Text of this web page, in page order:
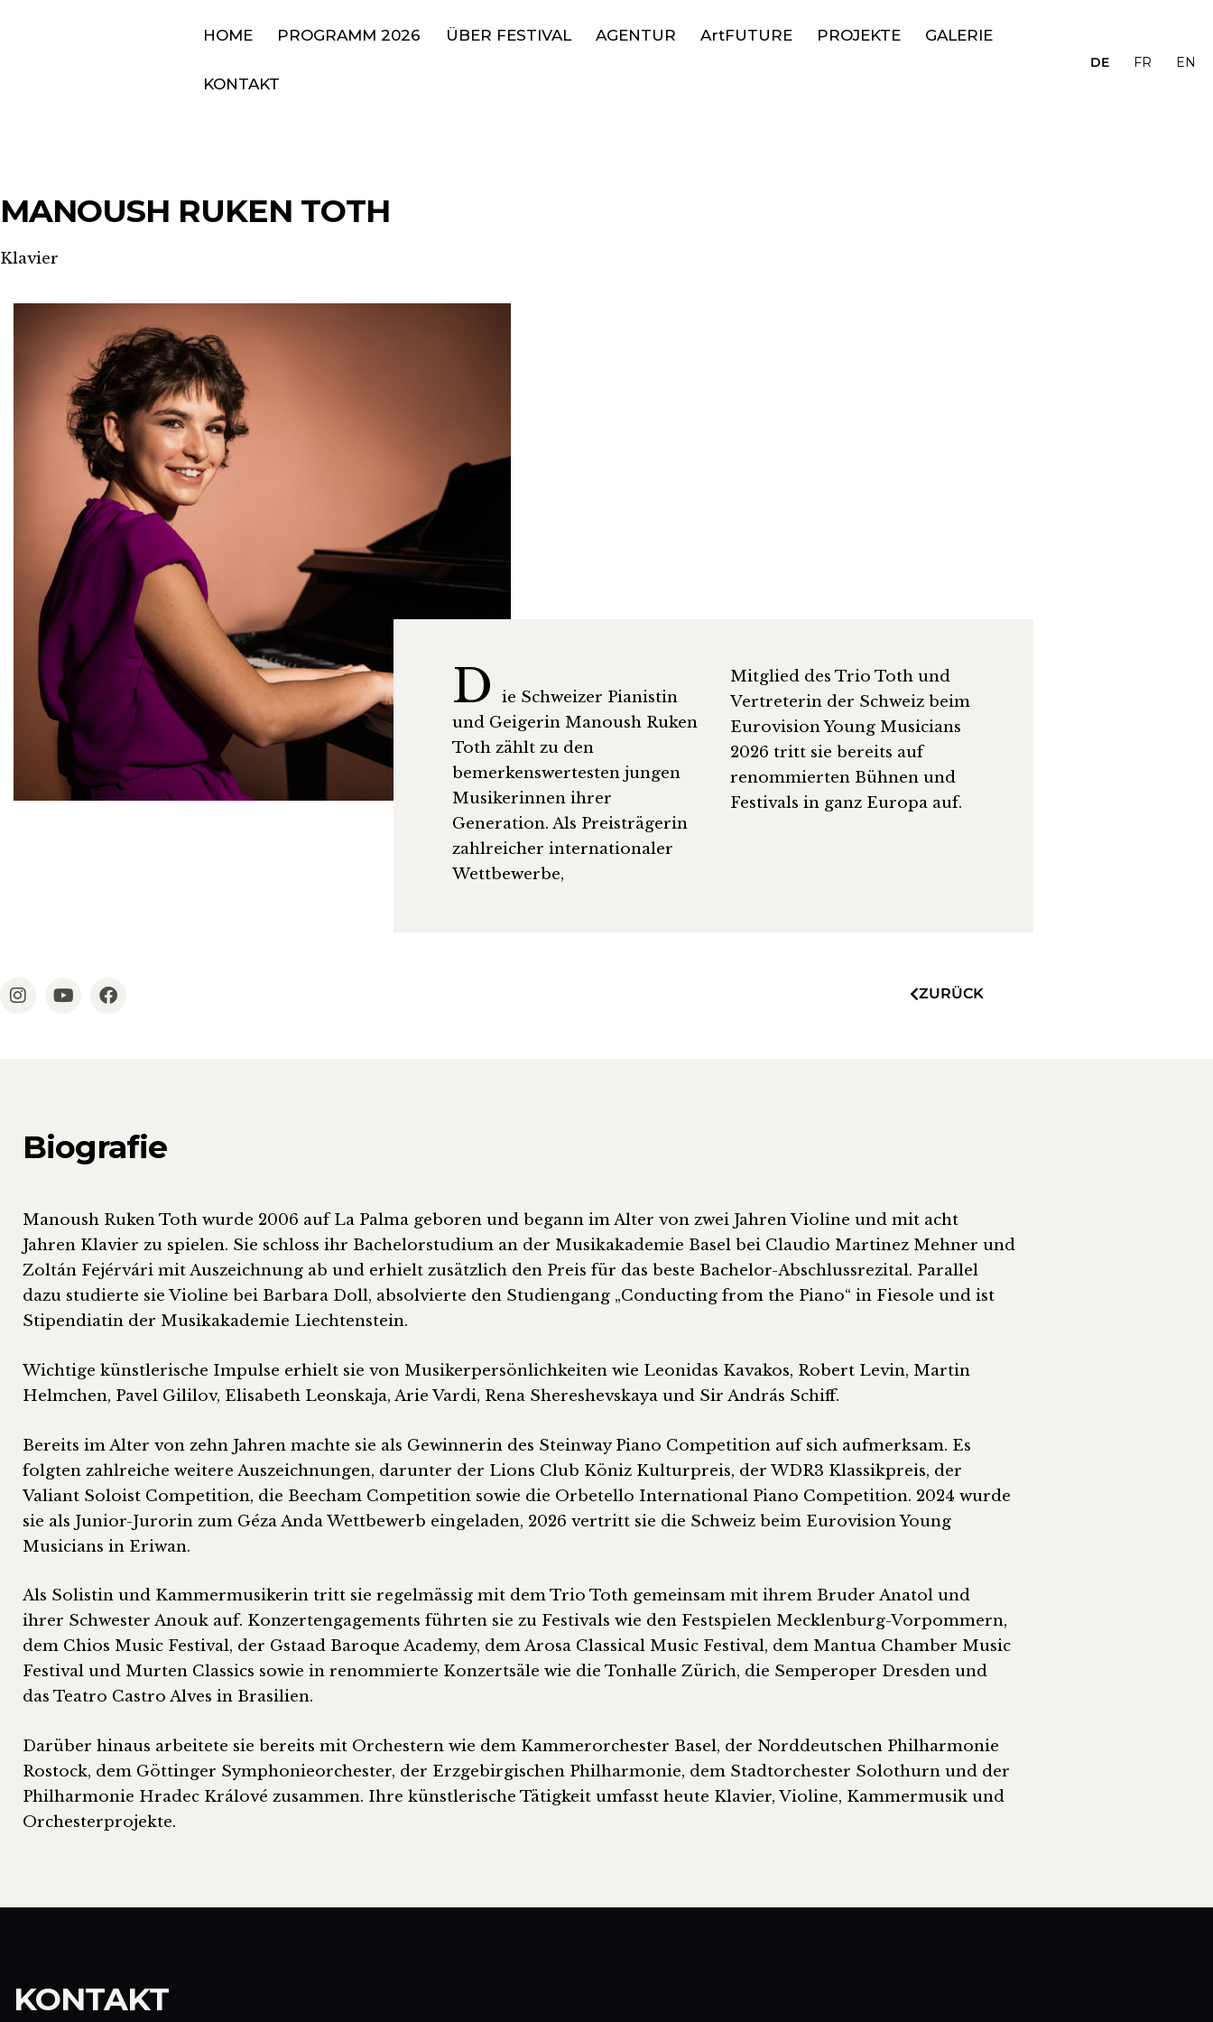
HOME PROGRAMM 2026 ÜBER FESTIVAL AGENTUR ArtFUTURE PROJEKTE GALERIE
KONTAKT
DE FR EN
MANOUSH RUKEN TOTH
Klavier
D
ie Schweizer Pianistin
und Geigerin Manoush Ruken
Toth zählt zu den
bemerkenswertesten jungen
Musikerinnen ihrer
Generation. Als Preisträgerin
zahlreicher internationaler
Wettbewerbe,
Mitglied des Trio Toth und
Vertreterin der Schweiz beim
Eurovision Young Musicians
2026 tritt sie bereits auf
renommierten Bühnen und
Festivals in ganz Europa auf.
ZURÜCK
Biografie
Manoush Ruken Toth wurde 2006 auf La Palma geboren und begann im Alter von zwei Jahren Violine und mit acht
Jahren Klavier zu spielen. Sie schloss ihr Bachelorstudium an der Musikakademie Basel bei Claudio Martinez Mehner und
Zoltán Fejérvári mit Auszeichnung ab und erhielt zusätzlich den Preis für das beste Bachelor-Abschlussrezital. Parallel
dazu studierte sie Violine bei Barbara Doll, absolvierte den Studiengang „Conducting from the Piano“ in Fiesole und ist
Stipendiatin der Musikakademie Liechtenstein.
Wichtige künstlerische Impulse erhielt sie von Musikerpersönlichkeiten wie Leonidas Kavakos, Robert Levin, Martin
Helmchen, Pavel Gililov, Elisabeth Leonskaja, Arie Vardi, Rena Shereshevskaya und Sir András Schiff.
Bereits im Alter von zehn Jahren machte sie als Gewinnerin des Steinway Piano Competition auf sich aufmerksam. Es
folgten zahlreiche weitere Auszeichnungen, darunter der Lions Club Köniz Kulturpreis, der WDR3 Klassikpreis, der
Valiant Soloist Competition, die Beecham Competition sowie die Orbetello International Piano Competition. 2024 wurde
sie als Junior-Jurorin zum Géza Anda Wettbewerb eingeladen, 2026 vertritt sie die Schweiz beim Eurovision Young
Musicians in Eriwan.
Als Solistin und Kammermusikerin tritt sie regelmässig mit dem Trio Toth gemeinsam mit ihrem Bruder Anatol und
ihrer Schwester Anouk auf. Konzertengagements führten sie zu Festivals wie den Festspielen Mecklenburg-Vorpommern,
dem Chios Music Festival, der Gstaad Baroque Academy, dem Arosa Classical Music Festival, dem Mantua Chamber Music
Festival und Murten Classics sowie in renommierte Konzertsäle wie die Tonhalle Zürich, die Semperoper Dresden und
das Teatro Castro Alves in Brasilien.
Darüber hinaus arbeitete sie bereits mit Orchestern wie dem Kammerorchester Basel, der Norddeutschen Philharmonie
Rostock, dem Göttinger Symphonieorchester, der Erzgebirgischen Philharmonie, dem Stadtorchester Solothurn und der
Philharmonie Hradec Králové zusammen. Ihre künstlerische Tätigkeit umfasst heute Klavier, Violine, Kammermusik und
Orchesterprojekte.
KONTAKT